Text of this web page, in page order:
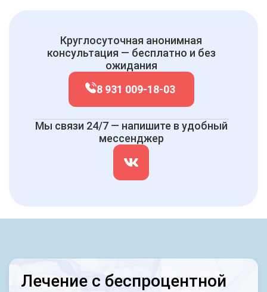
Круглосуточная анонимная
консультация — бесплатно и без
ожидания
8 931 009-18-03
Мы связи 24/7 — напишите в удобный
мессенджер
Лечение с беспроцентной